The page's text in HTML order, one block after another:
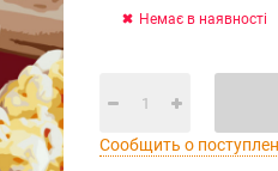
Немає в наявності
Сообщить о